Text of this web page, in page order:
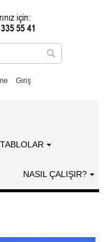
Giriş
NASIL ÇALIŞIR?